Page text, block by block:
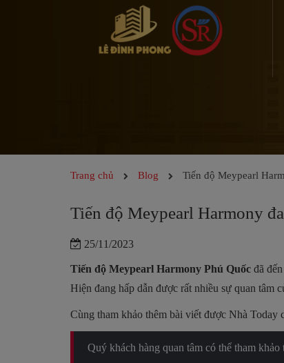
Trang chủ Blog Tiến độ Meypearl
Tiến độ Meypearl Harmony
25/11/2023
Tiến độ Meypearl Harmony Phú Quốc đã
Hiện đang hấp dẫn được rất nhiều sự quan tâm
Cùng tham khảo thêm bài viết được Nhà Today
Quý khách hàng quan tâm có thể tham